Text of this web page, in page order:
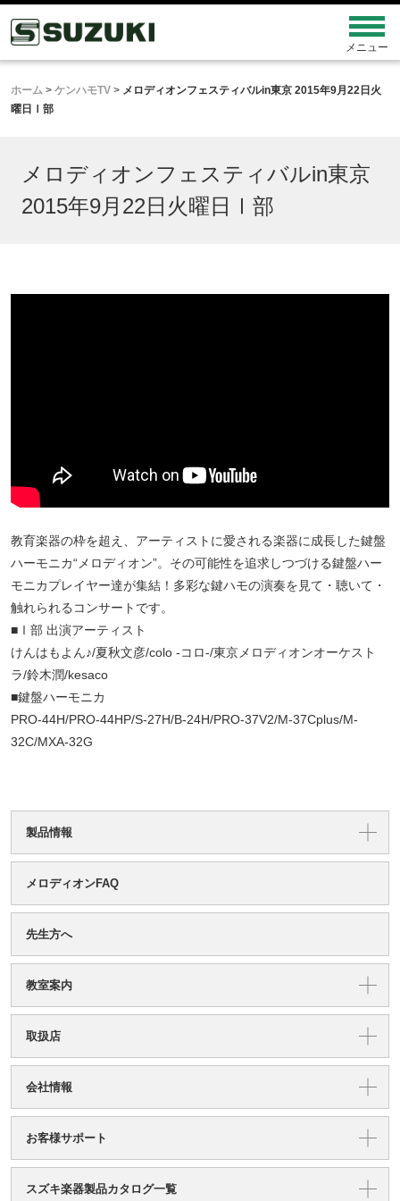
ホーム > ケンハモTV > メロディオンフェスティバルin東京 2015年9月22日火
曜日Ⅰ部
メロディオンフェスティバルin東京
2015年9月22日火曜日Ⅰ部
教育楽器の枠を超え、アーティストに愛される楽器に成長した鍵盤
ハーモニカ“メロディオン”。その可能性を追求しつづける鍵盤ハー
モニカプレイヤー達が集結！多彩な鍵ハモの演奏を見て・聴いて・
触れられるコンサートです。
■Ⅰ部 出演アーティスト
けんはもよん♪/夏秋文彦/colo -コロ-/東京メロディオンオーケスト
ラ/鈴木潤/kesaco
■鍵盤ハーモニカ
PRO-44H/PRO-44HP/S-27H/B-24H/PRO-37V2/M-37Cplus/M-
32C/MXA-32G
製品情報
メロディオンFAQ
先生方へ
教室案内
取扱店
会社情報
お客様サポート
スズキ楽器製品カタログ一覧